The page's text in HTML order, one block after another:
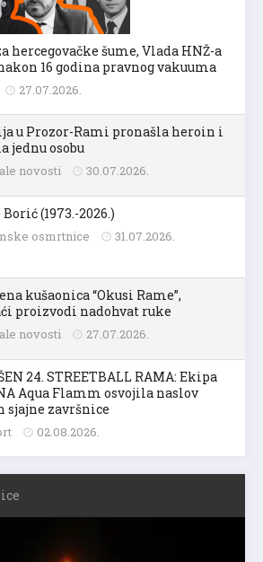
hercegovačke šume, Vlada HNŽ-a
16 godina pravnog vakuuma
27.07.2026.
u Prozor-Rami pronašla heroin i
jednu osobu
novosti 30.07.2026.
(1973.-2026.)
osmrtnice 31.07.2026.
kušaonica “Okusi Rame”,
proizvodi nadohvat ruke
novosti 27.07.2026.
24. STREETBALL RAMA: Ekipa
Aqua Flamm osvojila naslov
sjajne završnice
02.08.2026.